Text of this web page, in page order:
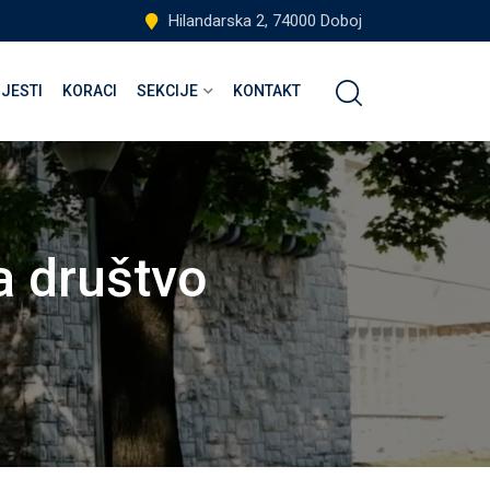
Hilandarska 2, 74000 Doboj
KORACI SEKCIJE KONTAKT
društvo